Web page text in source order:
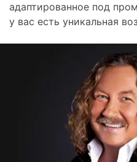
адаптированное под
у вас есть уникальная